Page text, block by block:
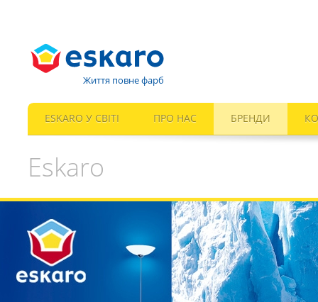
Життя повне фарб
ESKARO У СВІТІ ПРО НАС БРЕНДИ
Eskaro